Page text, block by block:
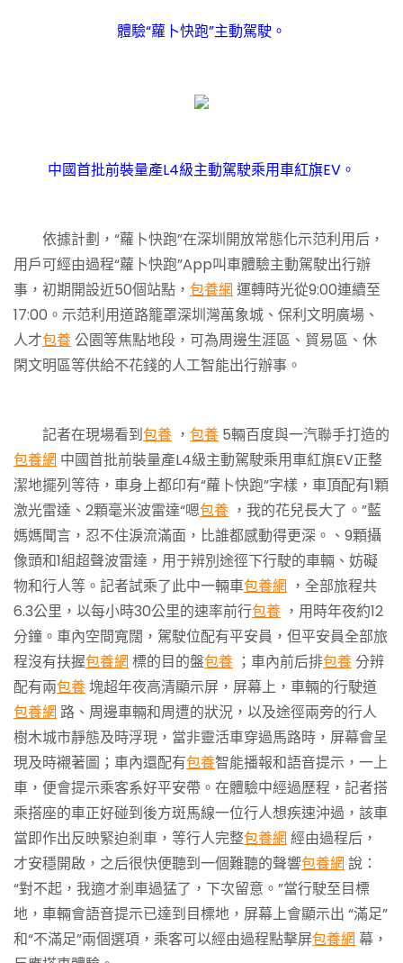
體驗“蘿卜快跑”主動駕駛。
中國首批前裝量產L4級主動駕駛乘用車紅旗EV。
依據計劃，“蘿卜快跑”在深圳開放常態化示范利用后，
用戶可經由過程“蘿卜快跑”App叫車體驗主動駕駛出行辦
事，初期開設近50個站點， 包養網 運轉時光從9:00連續至
17:00。示范利用道路籠罩深圳灣萬象城、保利文明廣場、
人才包養公園等焦點地段，可為周邊生涯區、貿易區、休
閑文明區等供給不花錢的人工智能出行辦事。
記者在現場看到包養 ， 包養 5輛百度與一汽聯手打造的
包養網 中國首批前裝量產L4級主動駕駛乘用車紅旗EV正整
潔地擺列等待，車身上都印有“蘿卜快跑”字樣，車頂配有1顆
激光雷達、2顆毫米波雷達“嗯包養 ，我的花兒長大了。”藍
媽媽聞言，忍不住淚流滿面，比誰都感動得更深。、9顆攝
像頭和1組超聲波雷達，用于辨別途徑下行駛的車輛、妨礙
物和行人等。記者試乘了此中一輛車包養網 ，全部旅程共
6.3公里，以每小時30公里的速率前行包養 ，用時年夜約12
分鐘。車內空間寬闊，駕駛位配有平安員，但平安員全部旅
程沒有扶握包養網 標的目的盤包養 ；車內前后排包養分辨
配有兩包養塊超年夜高清顯示屏，屏幕上，車輛的行駛道
包養網 路、周邊車輛和周遭的狀況，以及途徑兩旁的行人
樹木城市靜態及時浮現，當非靈活車穿過馬路時，屏幕會呈
現及時襯著圖；車內還配有包養智能播報和語音提示，一上
車，便會提示乘客系好平安帶。在體驗中經過歷程，記者搭
乘搭座的車正好碰到後方斑馬線一位行人想疾速沖過，該車
當即作出反映緊迫剎車，等行人完整包養網 經由過程后，
才安穩開啟，之后很快便聽到一個難聽的聲響包養網 說：
“對不起，我適才剎車過猛了，下次留意。”當行駛至目標
地，車輛會語音提示已達到目標地，屏幕上會顯示出 “滿足”
和“不滿足”兩個選項，乘客可以經由過程點擊屏包養網 幕，